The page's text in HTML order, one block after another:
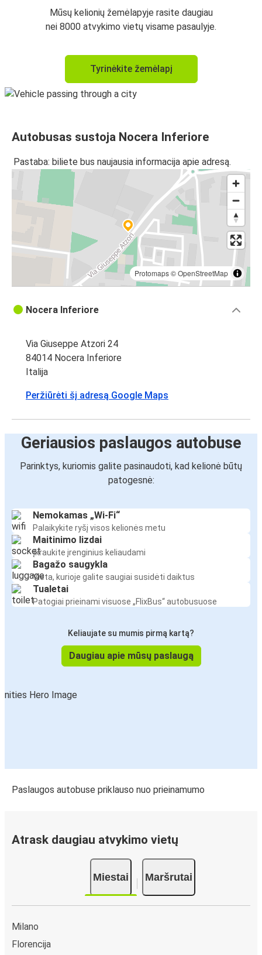
Mūsų kelionių žemėlapyje rasite daugiau
nei 8000 atvykimo vietų visame pasaulyje.
Tyrinėkite žemėlapį
Autobusas sustoja Nocera Inferiore
Pastaba: biliete bus naujausia informacija apie adresą.
Protomaps©OpenStreetMap
Nocera Inferiore
Via Giuseppe Atzori 24
84014 Nocera Inferiore
Italija
Peržiūrėti šį adresą Google Maps
Geriausios paslaugos autobuse
Parinktys, kuriomis galite pasinaudoti, kad kelionė būtų
patogesnė:
Nemokamas „Wi-Fi“
Palaikykite ryšį visos kelionės metu
Maitinimo lizdai
Įkraukite įrenginius keliaudami
Bagažo saugykla
Vieta, kurioje galite saugiai susidėti daiktus
Tualetai
Patogiai prieinami visuose „FlixBus“ autobusuose
Keliaujate su mumis pirmą kartą?
Daugiau apie mūsų paslaugą
Paslaugos autobuse priklauso nuo prieinamumo
Atrask daugiau atvykimo vietų
Miestai Maršrutai
Milano
Florencija